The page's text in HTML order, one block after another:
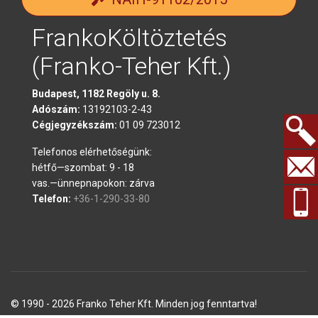
FrankoKöltöztetés
(Franko-Teher Kft.)
Budapest, 1182 Regöly u. 8.
Adószám: 13192103-2-43
Cégjegyzékszám: 01 09 723012
Telefonos elérhetőségünk:
hétfő—szombat: 9 - 18
vas.—ünnepnapokon: zárva
Telefon: +36-1-290-33-80
© 1990 - 2026 Franko Teher Kft. Minden jog fenntartva!